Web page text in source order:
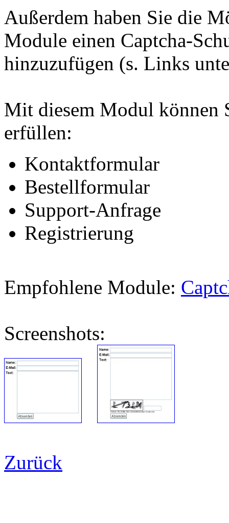
Außerdem haben Sie die
Module einen Captcha-
hinzuzufügen (s. Links
Mit diesem Modul können
erfüllen:
Kontaktformular
Bestellformular
Support-Anfrage
Registrierung
Empfohlene Module:
Screenshots:
Zurück